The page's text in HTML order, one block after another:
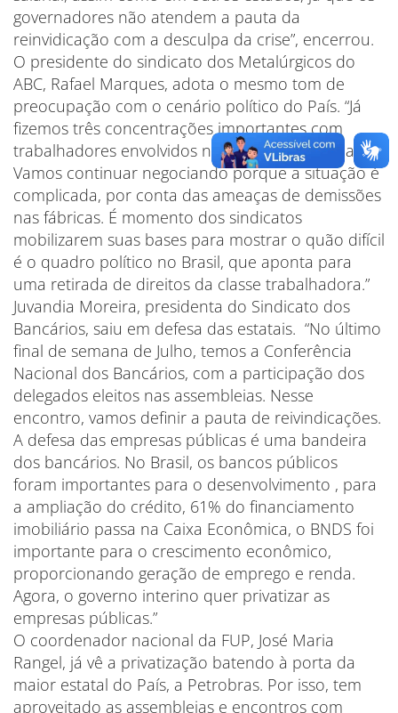
governadores não atendem a pauta da
reinvidicação com a desculpa da crise”, encerrou.
O presidente do sindicato dos Metalúrgicos do
ABC, Rafael Marques, adota o mesmo tom de
preocupação com o cenário político do País. “Já
fizemos três concentrações importantes com
trabalhadores envolvidos na campanha salarial.
Vamos continuar negociando porque a situação é
complicada, por conta das ameaças de demissões
nas fábricas. É momento dos sindicatos
mobilizarem suas bases para mostrar o quão difícil
é o quadro político no Brasil, que aponta para
uma retirada de direitos da classe trabalhadora.”
Juvandia Moreira, presidenta do Sindicato dos
Bancários, saiu em defesa das estatais. “No último
final de semana de Julho, temos a Conferência
Nacional dos Bancários, com a participação dos
delegados eleitos nas assembleias. Nesse
encontro, vamos definir a pauta de reivindicações.
A defesa das empresas públicas é uma bandeira
dos bancários. No Brasil, os bancos públicos
foram importantes para o desenvolvimento , para
a ampliação do crédito, 61% do financiamento
imobiliário passa na Caixa Econômica, o BNDS foi
importante para o crescimento econômico,
proporcionando geração de emprego e renda.
Agora, o governo interino quer privatizar as
empresas públicas.”
O coordenador nacional da FUP, José Maria
Rangel, já vê a privatização batendo à porta da
maior estatal do País, a Petrobras. Por isso, tem
aproveitado as assembleias e encontros com